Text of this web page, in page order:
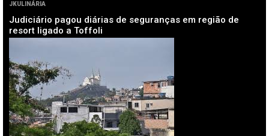
JKULINÁRIA
Judiciário pagou diárias de seguranças em região de
resort ligado a Toffoli